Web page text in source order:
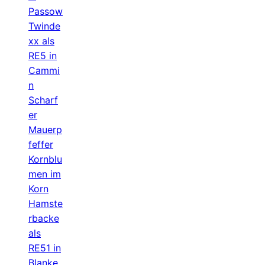
Passow
Twinde
xx als
RE5 in
Cammi
n
Scharf
er
Mauerp
feffer
Kornblu
men im
Korn
Hamste
rbacke
als
RE51 in
Blanke